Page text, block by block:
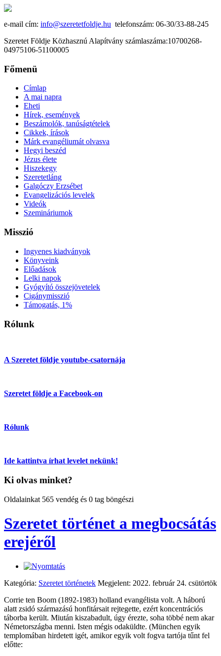
e-mail cím: info@szeretetfoldje.hu telefonszám: 06-30/33-88-245
Szeretet Földje Közhasznú Alapítvány számlaszáma:10700268-
04975106-51100005
Főmenü
Címlap
A mai napra
Eheti
Hírek, események
Beszámolók, tanúságtételek
Cikkek, írások
Márk evangéliumát olvasva
Hegyi beszéd
Jézus élete
Hiszekegy
Szeretetláng
Galgóczy Erzsébet
Evangelizációs levelek
Videók
Szemináriumok
Misszió
Ingyenes kiadványok
Könyveink
Előadások
Lelki napok
Gyógyító összejövetelek
Cigánymisszió
Támogatás, 1%
Rólunk
A Szeretet földje youtube-csatornája
Szeretet földje a Facebook-on
Rólunk
Ide kattintva írhat levelet nekünk!
Ki olvas minket?
Oldalainkat 565 vendég és 0 tag böngészi
Szeretet történet a megbocsátás
erejéről
Kategória: Szeretet történetek Megjelent: 2022. február 24. csütörtök
Corrie ten Boom (1892-1983) holland evangélista volt. A háború
alatt zsidó származású honfitársait rejtegette, ezért koncentrációs
táborba került. Miután kiszabadult, úgy érezte, soha többé nem akar
Németországba menni. Isten mégis odaküldte. (München egyik
templomában hirdetett igét, amikor egyik volt fogva tartója tűnt fel
előtte: